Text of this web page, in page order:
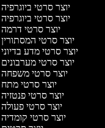
יוצר סרטי ביוגרפיה
יוצר סרטי ביוגרפיה
יוצר סרטי דרמה
יוצר סרטי המסתורין
יוצר סרטי מדע בדיוני
יוצר סרטי מערבונים
יוצר סרטי משפחה
יוצר סרטי מתח
יוצר סרטי פנטזיה
יוצר סרטי פעולה
יוצר סרטי קומדיה